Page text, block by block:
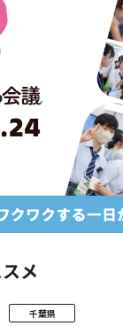
メ
千葉県